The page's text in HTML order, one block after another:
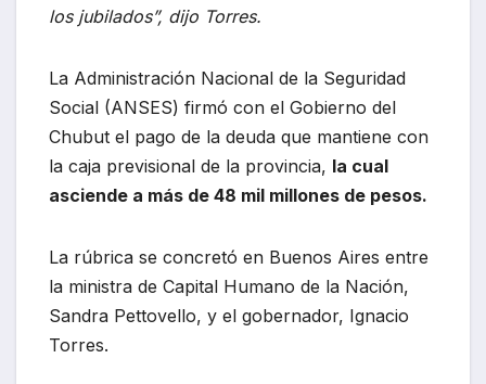
los jubilados”, dijo Torres.
La Administración Nacional de la Seguridad
Social (ANSES) firmó con el Gobierno del
Chubut el pago de la deuda que mantiene con
la caja previsional de la provincia, la cual
asciende a más de 48 mil millones de pesos.
La rúbrica se concretó en Buenos Aires entre
la ministra de Capital Humano de la Nación,
Sandra Pettovello, y el gobernador, Ignacio
Torres.